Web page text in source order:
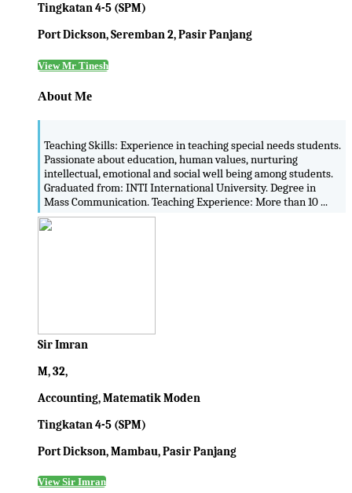
Tingkatan 4-5 (SPM)
Port Dickson, Seremban 2, Pasir Panjang
View Mr Tinesh
About Me
Teaching Skills: Experience in teaching special needs students.
Passionate about education, human values, nurturing
intellectual, emotional and social well being among students.
Graduated from: INTI International University. Degree in
Mass Communication. Teaching Experience: More than 10 ...
Sir Imran
M, 32,
Accounting, Matematik Moden
Tingkatan 4-5 (SPM)
Port Dickson, Mambau, Pasir Panjang
View Sir Imran